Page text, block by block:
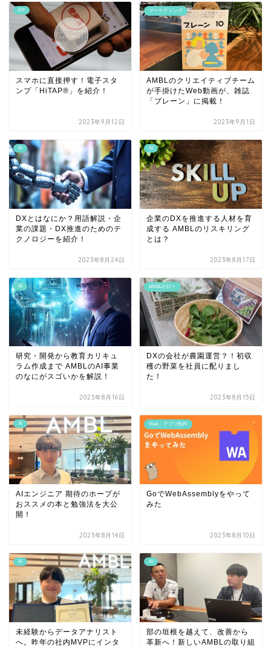
DX
スマホに直接押す！電子スタ
ンプ「HiTAP®」を紹介！
2023年9月12日
マーケティング
AMBLのクリエイティブチーム
が手掛けたWeb動画が、雑誌
「ブレーン」に掲載！
2023年9月1日
AI
DXとはなにか？用語解説・企
業の課題・DX推進のためのテ
クノロジーを紹介！
2023年8月24日
AI
企業のDXを推進する人材を育
成する AMBLのリスキリング
とは？
2023年8月17日
AI
研究・開発から教育カリキュ
ラム作成まで AMBLのAI事業
のなにがスゴいかを解説！
2023年8月16日
AMBLの日々
DXの会社が農園運営？！初収
穫の野菜を社員に配りまし
た！
2023年8月15日
AI
AIエンジニア 期待のホープが
おススメの本と勉強法を大公
開！
2023年8月14日
Web・アプリ制作
GoでWebAssemblyをやって
みた
2023年8月10日
AI
未経験からデータアナリスト
へ。昨年の社内MVPにインタ
AI
部の垣根を越えて、改善から
革新へ！新しいAMBLの取り組